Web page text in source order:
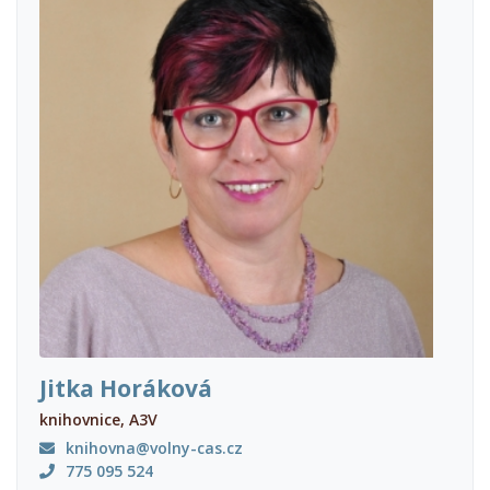
Jitka Horáková
knihovnice, A3V
knihovna@volny-cas.cz
775 095 524